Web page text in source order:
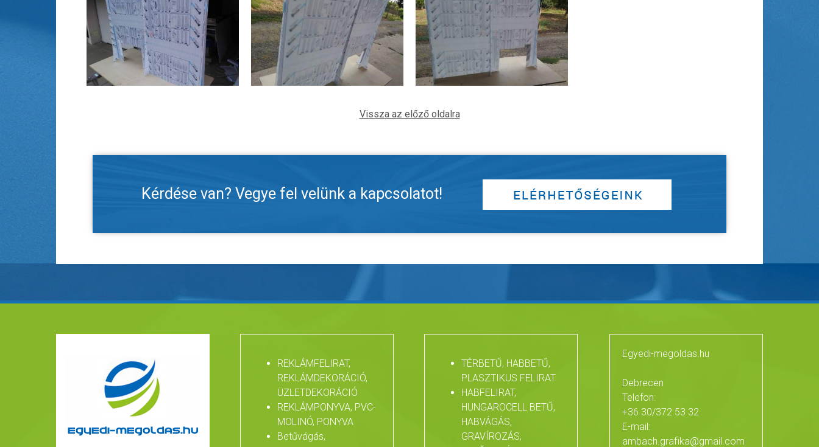
Vissza az előző oldalra
Kérdése van? Vegye fel velünk a kapcsolatot!
REKLÁMFELIRAT,
REKLÁMDEKORÁCIÓ,
ÜZLETDEKORÁCIÓ
REKLÁMPONYVA, PVC-
MOLINÓ, PONYVA
Betűvágás,
TÉRBETŰ, HABBETŰ,
PLASZTIKUS FELIRAT
HABFELIRAT,
HUNGAROCELL BETŰ,
HABVÁGÁS,
GRAVÍROZÁS,
Egyedi-megoldas.hu
Debrecen
Telefon:
+36 30/372 53 32
E-mail:
ambach.grafika@gmail.com